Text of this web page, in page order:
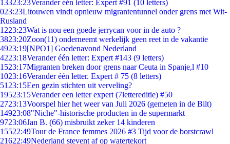
13323:23Verander één letter: Expert #91 (10 letters)
023:23Litouwen vindt opnieuw migrantentunnel onder grens met Wit-
Rusland
1223:23Wat is nou een goede jerrycan voor in de auto ?
3823:20Zoon(11) onderneemt werkelijk geen reet in de vakantie
4923:19[NPO1] Goedenavond Nederland
4223:18Verander één letter: Expert #143 (9 letters)
1523:17Migranten breken door grens naar Ceuta in Spanje,l #10
1023:16Verander één letter. Expert # 75 (8 letters)
51 23:15Een gezin stichten uit verveling?
19523:15Verander een letter expert (7lettereditie) #50
2723:13Voorspel hier het weer van Juli 2026 (gemeten in de Bilt)
14923:08"Niche"-historische producten in de supermarkt
9723:06Jan B. (66) misbruikt zeker 14 kinderen
15522:49Tour de France femmes 2026 #3 Tijd voor de borstcrawl
21622:49Nederland stevent af op watertekort